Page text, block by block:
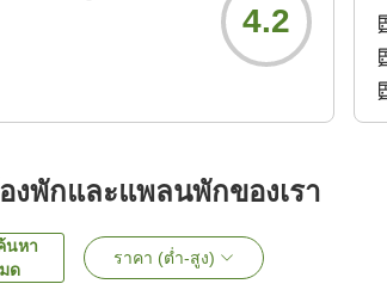
4.2
งพักและแพลนพักของเรา
นหา
ด
ราคา (ต่ำ-สูง)